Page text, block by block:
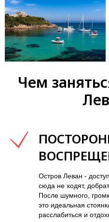
Чем
Остров Леван -
сюда не ходят,
После шумного,
это идеальная
расслабиться и